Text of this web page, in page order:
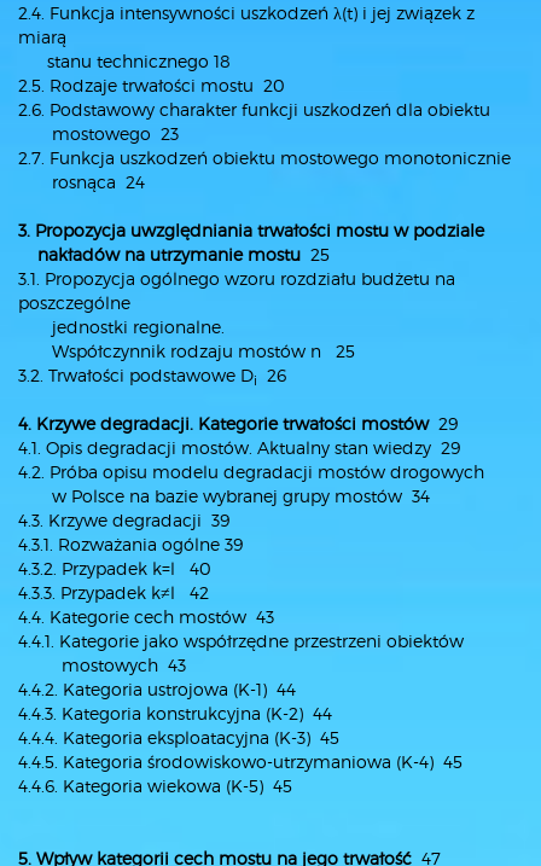
2.4. Funkcja intensywności uszkodzeń λ(t) i jej związek z
miarą
stanu technicznego 18
2.5. Rodzaje trwałości mostu 20
2.6. Podstawowy charakter funkcji uszkodzeń dla obiektu
mostowego 23
2.7. Funkcja uszkodzeń obiektu mostowego monotonicznie
rosnąca 24
3. Propozycja uwzględniania trwałości mostu w podziale
nakładów na utrzymanie mostu 25
3.1. Propozycja ogólnego wzoru rozdziału budżetu na
poszczególne
jednostki regionalne.
Współczynnik rodzaju mostów n 25
3.2. Trwałości podstawowe Di 26
4. Krzywe degradacji. Kategorie trwałości mostów29
4.1. Opis degradacji mostów. Aktualny stan wiedzy 29
4.2. Próba opisu modelu degradacji mostów drogowych
w Polsce na bazie wybranej grupy mostów 34
4.3. Krzywe degradacji 39
4.3.1. Rozważania ogólne 39
4.3.2. Przypadek k=l 40
4.3.3. Przypadek k≠l 42
4.4. Kategorie cech mostów 43
4.4.1. Kategorie jako współrzędne przestrzeni obiektów
mostowych 43
4.4.2. Kategoria ustrojowa (K-1) 44
4.4.3. Kategoria konstrukcyjna (K-2) 44
4.4.4. Kategoria eksploatacyjna (K-3) 45
4.4.5. Kategoria środowiskowo-utrzymaniowa (K-4) 45
4.4.6. Kategoria wiekowa (K-5) 45
5. Wpływ kategorii cech mostu na jego trwałość 47